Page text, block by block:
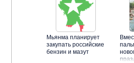
Мьянма планирует
закупать российские
бензин и мазут